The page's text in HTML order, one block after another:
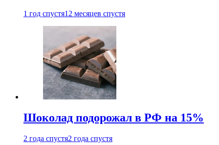
1 год спустя12 месяцев спустя
Шоколад подорожал в РФ на 15%
2 года спустя2 года спустя